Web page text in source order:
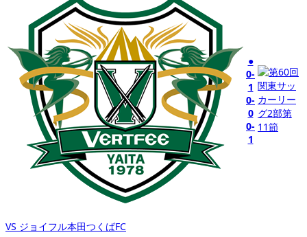
●
0-
1
0-
0
0-
1
VS ジョイフル本田つくばFC